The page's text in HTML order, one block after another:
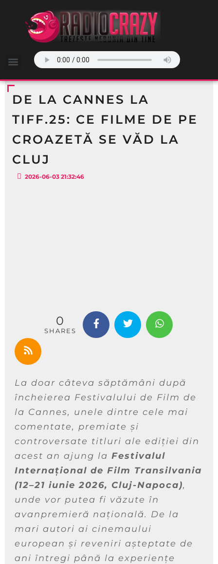
DE LA CANNES LA
TIFF.25: CE FILME DE PE
CROAZETĂ SE VĂD LA
CLUJ
2026-06-03 21:32:46
0
SHARES
La doar câteva săptămâni după
încheierea Festivalului de Film de
la Cannes, unele dintre cele mai
comentate, premiate și
controversate titluri ale ediției din
acest an ajung la Festivalul
Internațional de Film Transilvania
(12–21 iunie 2026, Cluj-Napoca),
unde vor putea fi văzute în
avanpremieră națională. De la
mari autori ai cinemaului
european și reveniri așteptate de
ani întregi până la experiențe